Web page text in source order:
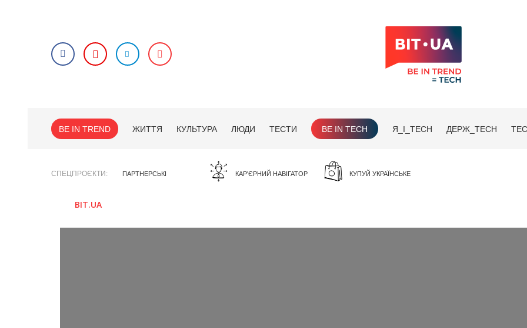
BE IN TREND ЖИТТЯ КУЛЬТУРА ЛЮДИ ТЕСТИ BE IN TECH Я_І_TECH ДЕРЖ_TECH
СПЕЦПРОЄКТИ ПАРТНЕРСЬКІ КАР'ЄРНИЙ НАВІГАТОР КУПУЙ УКРАЇНСЬКЕ
BIT.UA